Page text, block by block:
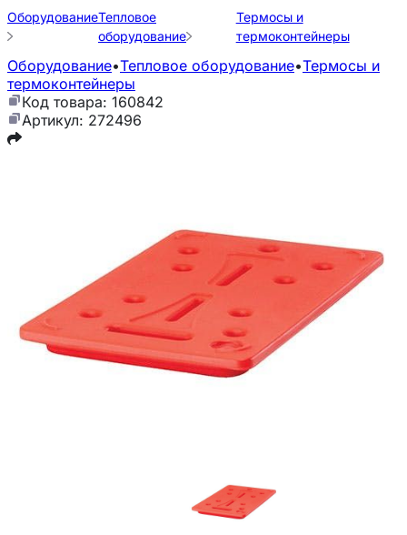
ОборудованиеТепловое
оборудование
Термосы и
термоконтейнеры
Оборудование•Тепловое оборудование•Термосы и
термоконтейнеры
Код товара: 160842
Артикул: 272496